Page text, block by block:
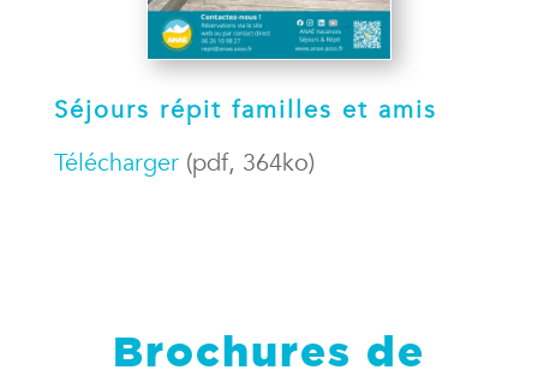
Séjours répit familles et amis
Télécharger (pdf, 364ko)
Brochures de